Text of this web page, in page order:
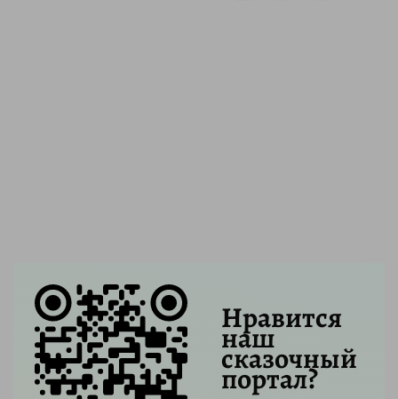
Нравится
наш
сказочный
портал?